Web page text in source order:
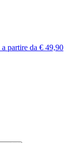
a partire da € 49,90